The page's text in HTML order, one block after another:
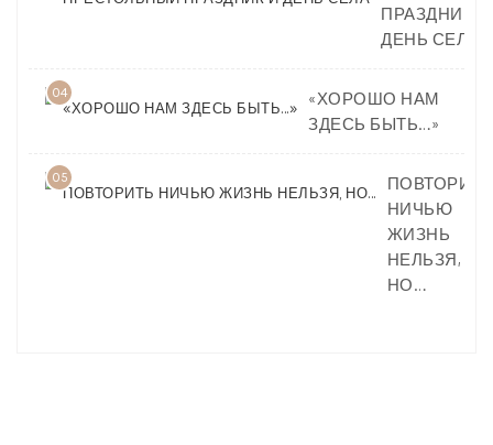
ПРАЗДНИК И
ДЕНЬ СЕЛА
04
«ХОРОШО НАМ
ЗДЕСЬ БЫТЬ…»
05
ПОВТОРИТЬ
НИЧЬЮ
ЖИЗНЬ
НЕЛЬЗЯ,
НО…